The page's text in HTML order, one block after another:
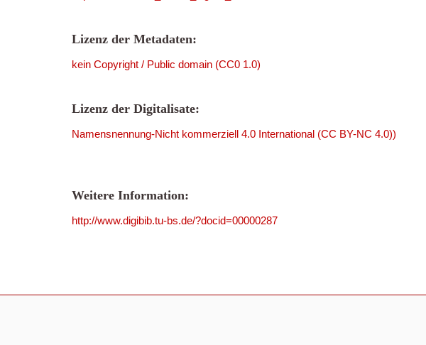
Lizenz der Metadaten:
kein Copyright / Public domain (CC0 1.0)
Lizenz der Digitalisate:
Namensnennung-Nicht kommerziell 4.0 International (CC BY-NC 4.0))
Weitere Information:
http://www.digibib.tu-bs.de/?docid=00000287